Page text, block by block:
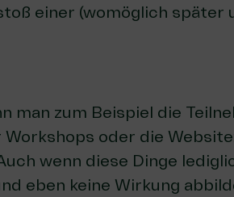
einer (womöglich später
man zum Beispiel die
Workshops oder die
wenn diese Dinge
eben keine Wirkung